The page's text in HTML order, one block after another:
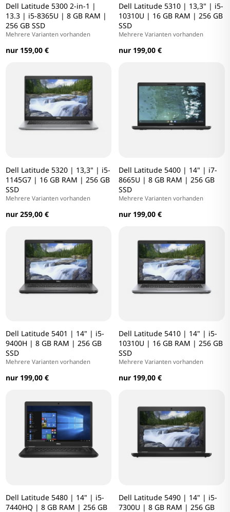
Dell Latitude 5300 2-in-1 |
13.3 | i5-8365U | 8 GB RAM |
256 GB SSD
Mehrere Varianten vorhanden
nur 159,00 €
Dell Latitude 5310 | 13,3" | i5-
10310U | 16 GB RAM | 256 GB
SSD
Mehrere Varianten vorhanden
nur 199,00 €
Dell Latitude 5320 | 13,3" | i5-
1145G7 | 16 GB RAM | 256 GB
SSD
Mehrere Varianten vorhanden
nur 259,00 €
Dell Latitude 5400 | 14" | i7-
8665U | 8 GB RAM | 256 GB
SSD
Mehrere Varianten vorhanden
nur 199,00 €
Dell Latitude 5401 | 14" | i5-
9400H | 8 GB RAM | 256 GB
SSD
Mehrere Varianten vorhanden
nur 199,00 €
Dell Latitude 5410 | 14" | i5-
10310U | 16 GB RAM | 256 GB
SSD
Mehrere Varianten vorhanden
nur 199,00 €
Dell Latitude 5480 | 14" | i5-
7440HQ | 8 GB RAM | 256 GB
Dell Latitude 5490 | 14" | i5-
7300U | 8 GB RAM | 256 GB